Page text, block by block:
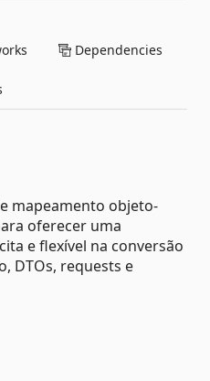
Dependencies
mapeamento objeto-
oferecer uma
e flexível na conversão
DTOs, requests e